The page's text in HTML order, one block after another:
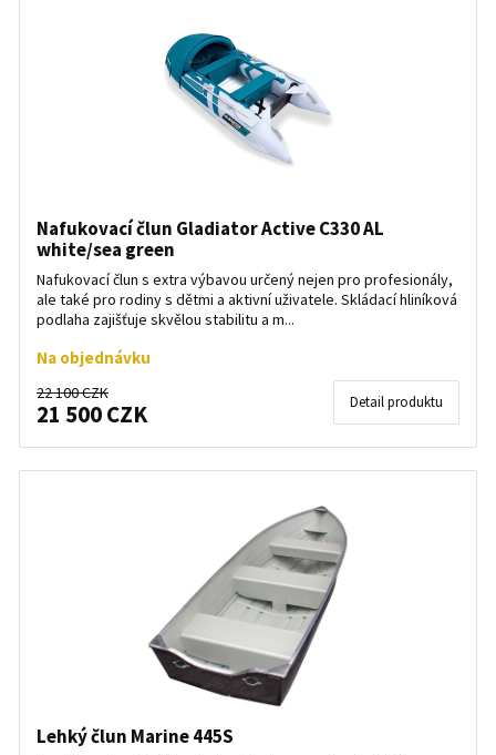
Nafukovací člun Gladiator Active C330 AL
white/sea green
Nafukovací člun s extra výbavou určený nejen pro profesionály,
ale také pro rodiny s dětmi a aktivní uživatele. Skládací hliníková
podlaha zajišťuje skvělou stabilitu a m...
Na objednávku
22 100 CZK
21 500 CZK Detail produktu
Lehký člun Marine 445S